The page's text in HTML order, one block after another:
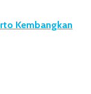
Kembangkan